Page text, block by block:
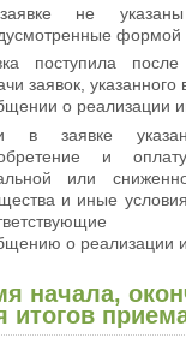
не
формой
поступила
заявок,
о реализации
в заявке
и
или
и иные
о реализации
начала,
итогов